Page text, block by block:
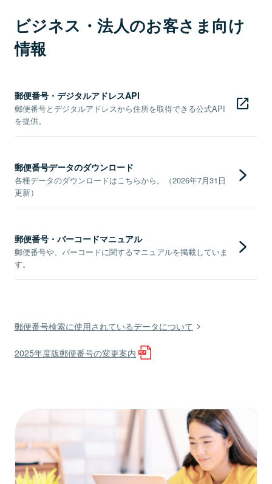
ビジネス・法人のお客さま向け
情報
郵便番号・デジタルアドレスAPI
郵便番号とデジタルアドレスから住所を取得できる公式API
を提供。
郵便番号データのダウンロード
各種データのダウンロードはこちらから。（2026年7月31日
更新）
郵便番号・バーコードマニュアル
郵便番号や、バーコードに関するマニュアルを掲載していま
す。
郵便番号検索に使用されているデータについて
2025年度版郵便番号の変更案内